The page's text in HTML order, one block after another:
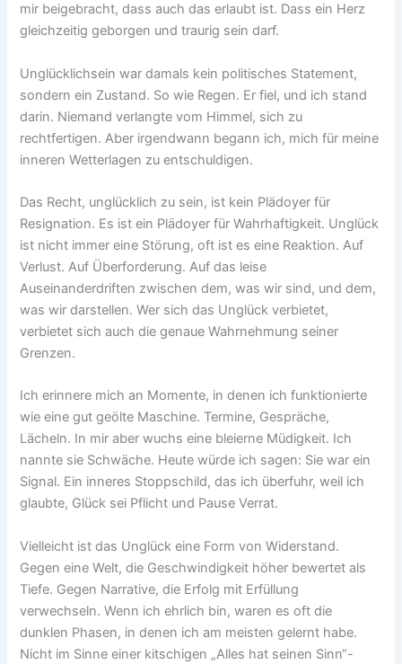
mir beigebracht, dass auch das erlaubt ist. Dass ein Herz
gleichzeitig geborgen und traurig sein darf.
Unglücklichsein war damals kein politisches Statement,
sondern ein Zustand. So wie Regen. Er fiel, und ich stand
darin. Niemand verlangte vom Himmel, sich zu
rechtfertigen. Aber irgendwann begann ich, mich für meine
inneren Wetterlagen zu entschuldigen.
Das Recht, unglücklich zu sein, ist kein Plädoyer für
Resignation. Es ist ein Plädoyer für Wahrhaftigkeit. Unglück
ist nicht immer eine Störung, oft ist es eine Reaktion. Auf
Verlust. Auf Überforderung. Auf das leise
Auseinanderdriften zwischen dem, was wir sind, und dem,
was wir darstellen. Wer sich das Unglück verbietet,
verbietet sich auch die genaue Wahrnehmung seiner
Grenzen.
Ich erinnere mich an Momente, in denen ich funktionierte
wie eine gut geölte Maschine. Termine, Gespräche,
Lächeln. In mir aber wuchs eine bleierne Müdigkeit. Ich
nannte sie Schwäche. Heute würde ich sagen: Sie war ein
Signal. Ein inneres Stoppschild, das ich überfuhr, weil ich
glaubte, Glück sei Pflicht und Pause Verrat.
Vielleicht ist das Unglück eine Form von Widerstand.
Gegen eine Welt, die Geschwindigkeit höher bewertet als
Tiefe. Gegen Narrative, die Erfolg mit Erfüllung
verwechseln. Wenn ich ehrlich bin, waren es oft die
dunklen Phasen, in denen ich am meisten gelernt habe.
Nicht im Sinne einer kitschigen „Alles hat seinen Sinn“-